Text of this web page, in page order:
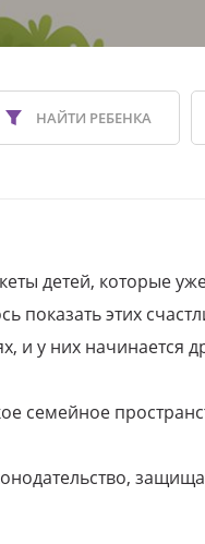
НАЙТИ РЕБЕНКА
детей, которые
показать этих
и у них начинается
семейное